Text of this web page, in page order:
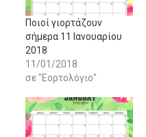
Ποιοί γιορτάζουν
σήμερα 11 Ιανουαρίου
2018
11/01/2018
σε "Εορτολόγιο"